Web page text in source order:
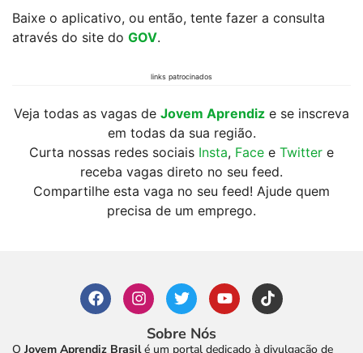
Baixe o aplicativo, ou então, tente fazer a consulta
através do site do GOV.
links patrocinados
Veja todas as vagas de Jovem Aprendiz e se inscreva
em todas da sua região.
Curta nossas redes sociais Insta, Face e Twitter e
receba vagas direto no seu feed.
Compartilhe esta vaga no seu feed! Ajude quem
precisa de um emprego.
Sobre Nós
O Jovem Aprendiz Brasilé um portal dedicado à divulgação de